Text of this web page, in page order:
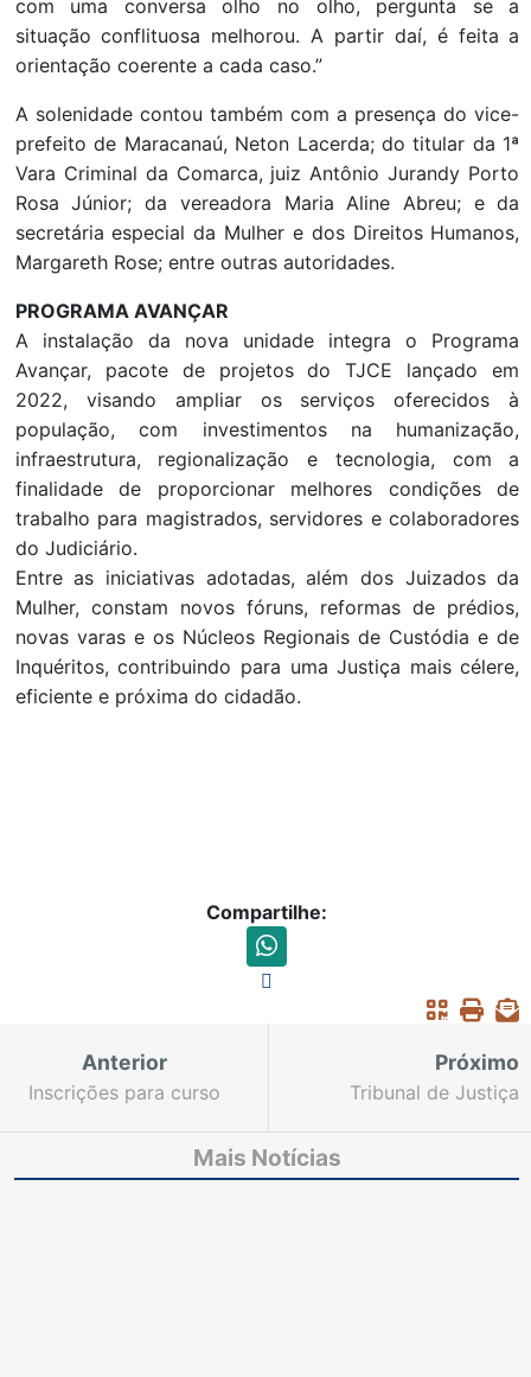
com uma conversa olho no olho, pergunta se a
situação conflituosa melhorou. A partir daí, é feita a
orientação coerente a cada caso.”
A solenidade contou também com a presença do vice-
prefeito de Maracanaú, Neton Lacerda; do titular da 1ª
Vara Criminal da Comarca, juiz Antônio Jurandy Porto
Rosa Júnior; da vereadora Maria Aline Abreu; e da
secretária especial da Mulher e dos Direitos Humanos,
Margareth Rose; entre outras autoridades.
PROGRAMA AVANÇAR
A instalação da nova unidade integra o Programa
Avançar, pacote de projetos do TJCE lançado em
2022, visando ampliar os serviços oferecidos à
população, com investimentos na humanização,
infraestrutura, regionalização e tecnologia, com a
finalidade de proporcionar melhores condições de
trabalho para magistrados, servidores e colaboradores
do Judiciário.
Entre as iniciativas adotadas, além dos Juizados da
Mulher, constam novos fóruns, reformas de prédios,
novas varas e os Núcleos Regionais de Custódia e de
Inquéritos, contribuindo para uma Justiça mais célere,
eficiente e próxima do cidadão.
Compartilhe:
Anterior
Inscrições para curso
PJe seguem até o
próximo dia 24
Próximo
Tribunal de Justiça
aprimorar o
Mais Notícias